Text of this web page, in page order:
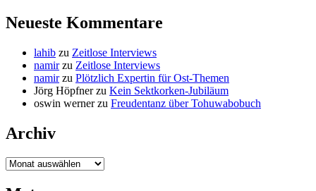
Neueste Kommentare
lahib zu Zeitlose Interviews
namirzu Zeitlose Interviews
namirzu Plötzlich Expertin für Ost-Themen
Jörg Höpfnerzu Kein Sektkorken-Jubiläum
oswin wernerzu Freudentanz über Tohuwabobuch
Archiv
Archiv